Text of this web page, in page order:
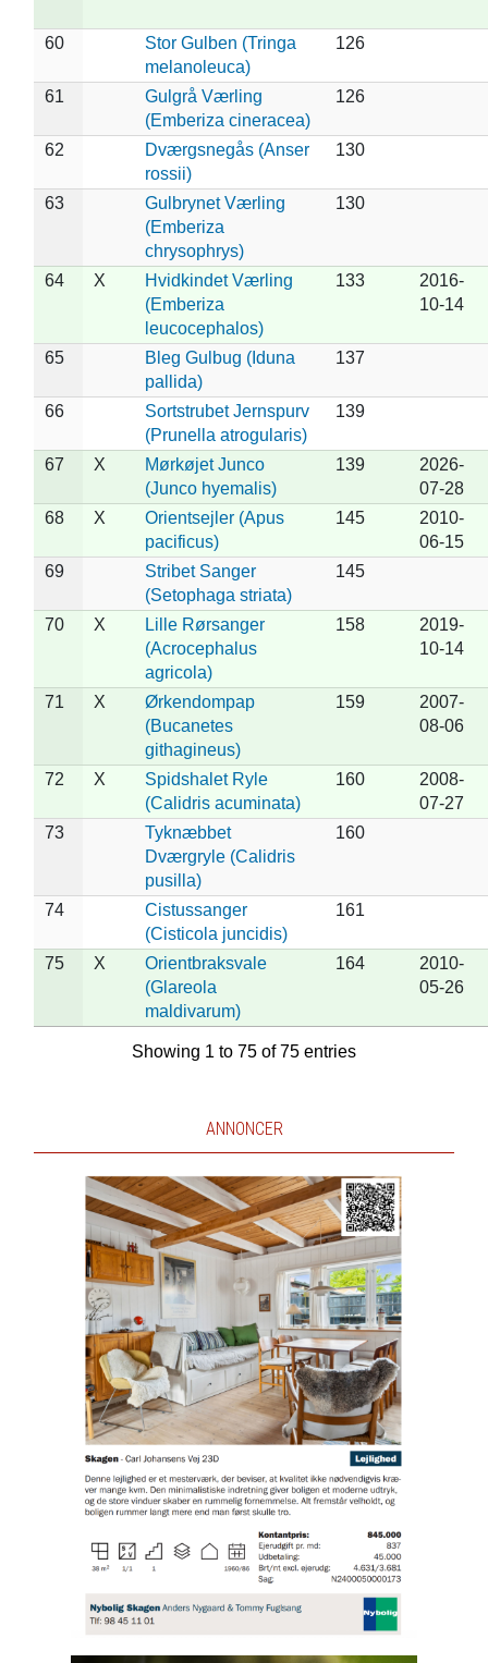
60
Stor Gulben (Tringa
melanoleuca)
126
61
Gulgrå Værling
(Emberiza cineracea)
126
62
Dværgsnegås (Anser
rossii)
130
63
Gulbrynet Værling
(Emberiza
chrysophrys)
130
64 X
Hvidkindet Værling
(Emberiza
leucocephalos)
133
2016-
10-14
65
Bleg Gulbug (Iduna
pallida)
137
66
Sortstrubet Jernspurv
(Prunella atrogularis)
139
67 X
Mørkøjet Junco
(Junco hyemalis)
139
2026-
07-28
68
X
Orientsejler (Apus
pacificus)
145
2010-
06-15
69
Stribet Sanger
(Setophaga striata)
145
70 X
Lille Rørsanger
(Acrocephalus
agricola)
158
2019-
10-14
71 X
Ørkendompap
(Bucanetes
githagineus)
159
2007-
08-06
72 X
Spidshalet Ryle
(Calidris acuminata)
160
2008-
07-27
73
Tyknæbbet
Dværgryle (Calidris
pusilla)
160
74
Cistussanger
(Cisticola juncidis)
161
75 X
Orientbraksvale
(Glareola
maldivarum)
164
2010-
05-26
Showing 1 to 75 of 75 entries
ANNONCER